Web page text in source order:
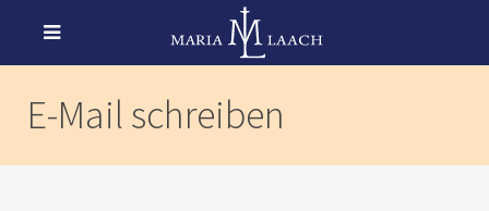
E-Mail schreiben